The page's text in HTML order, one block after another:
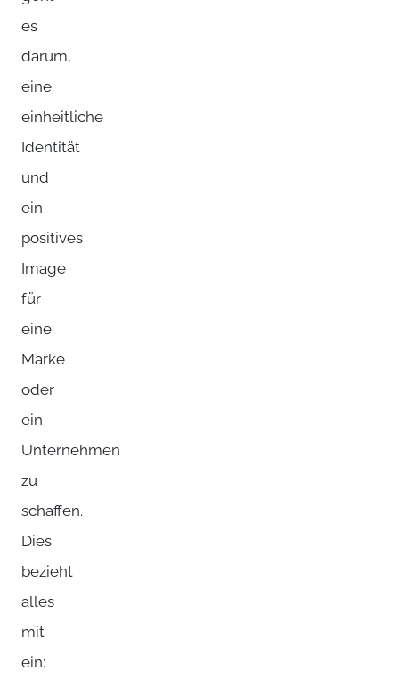
es
darum,
eine
einheitliche
Identität
und
ein
positives
Image
für
eine
Marke
oder
ein
Unternehmen
zu
schaffen.
Dies
bezieht
alles
mit
ein: